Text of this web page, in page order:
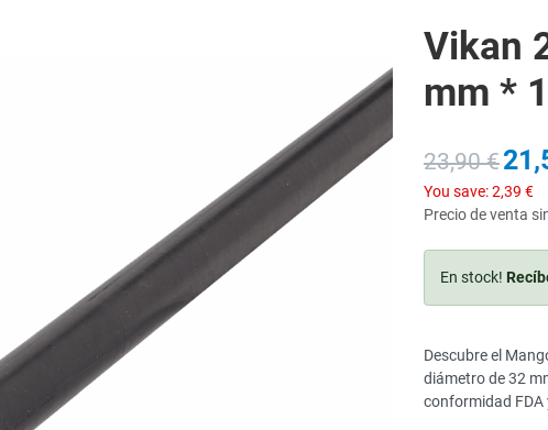
Vikan
mm *
23,90 €
You save:2,39 €
Precio de venta
En stock!
Descubre el
diámetro de 32
conformidad FDA